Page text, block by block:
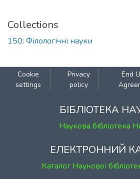
Collections
150: Філологічні науки
Cookie
settings
Privacy
policy
End
БІБЛІОТЕКА
Наукова бібліотека
ЕЛЕКТРОННИЙ
Каталог Наукової